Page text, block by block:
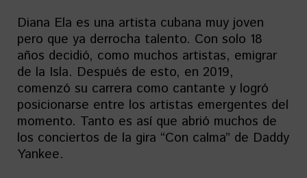
Diana Ela es una artista cubana muy joven
pero que ya derrocha talento. Con solo 18
años decidió, como muchos artistas, emigrar
de la Isla. Después de esto, en 2019,
comenzó su carrera como cantante y logró
posicionarse entre los artistas emergentes del
momento. Tanto es así que abrió muchos de
los conciertos de la gira “Con calma” de Daddy
Yankee.